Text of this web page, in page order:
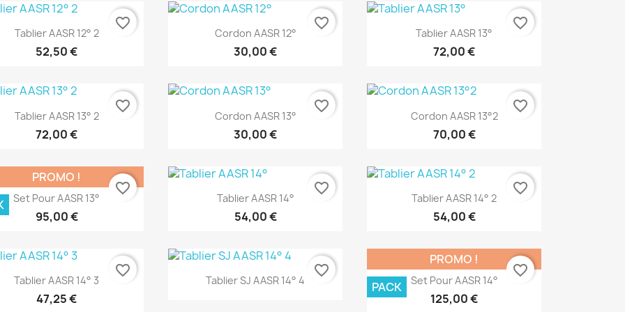
Aperçu rapide
Tablier AASR 12° 2
52,50 €
favorite_border Aperçu rapide
Cordon AASR 12°
30,00 €
favorite_border Aperçu rapide
Tablier AASR 13°
72,00 €
favorite_border
Aperçu rapide
Tablier AASR 13° 2
72,00 €
favorite_border Aperçu rapide
Cordon AASR 13°
30,00 €
favorite_border Aperçu rapide
Cordon AASR 13°2
70,00 €
favorite_border
Aperçu rapide
Set Pour AASR 13°
95,00 €
PROMO !
favorite_border Aperçu rapide
Tablier AASR 14°
54,00 €
favorite_border Aperçu rapide
Tablier AASR 14° 2
54,00 €
favorite_border
Aperçu rapide
Tablier AASR 14° 3
47,25 €
favorite_border Aperçu rapide
Tablier SJ AASR 14° 4
favorite_border Aperçu rapide
Set Pour AASR 14°
125,00 €
PROMO !
PACK
favorite_border